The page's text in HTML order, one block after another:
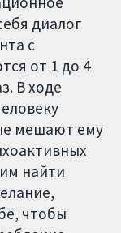
диалог
с
от 1 до 4
В ходе
мешают ему
найти
чтобы